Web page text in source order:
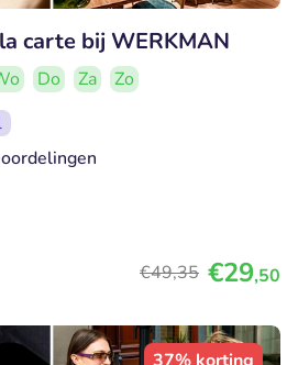
carte bij WERKMAN
Do Za
Zo
€49,35 €29,50